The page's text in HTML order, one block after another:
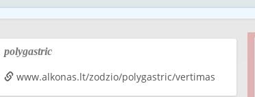
polygastric
www.alkonas.lt/zodzio/polygastric/vertimas